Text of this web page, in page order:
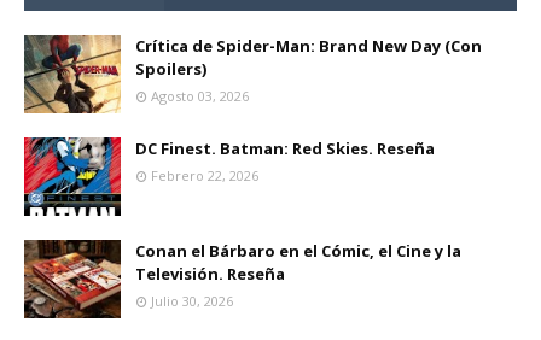
Crítica de Spider-Man: Brand New Day (Con
Spoilers)
Agosto 03, 2026
DC Finest. Batman: Red Skies. Reseña
Febrero 22, 2026
Conan el Bárbaro en el Cómic, el Cine y la
Televisión. Reseña
Julio 30, 2026